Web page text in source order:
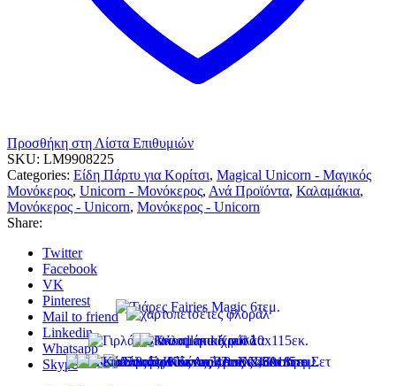
Προσθήκη στη Λίστα Επιθυμιών
SKU: LM9908225
Categories: Είδη Πάρτυ για Κορίτσι, Magical Unicorn - Μαγικός
Μονόκερος, Unicorn - Μονόκερος, Ανά Προϊόντα, Καλαμάκια,
Μονόκερος - Unicorn, Μονόκερος - Unicorn
Share:
Twitter
Facebook
VK
Pinterest
Mail to friend
Linkedin
Whatsapp
Skype